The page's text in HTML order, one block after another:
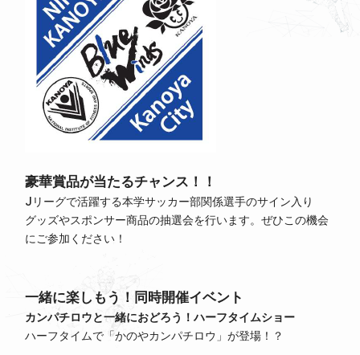
豪華賞品が当たるチャンス！！
Jリーグで活躍する本学サッカー部関係選手のサイン入り
グッズやスポンサー商品の抽選会を行います。ぜひこの機会
にご参加ください！
一緒に楽しもう！同時開催イベント
カンパチロウと一緒におどろう！ハーフタイムショー
ハーフタイムで「かのやカンパチロウ」が登場！？